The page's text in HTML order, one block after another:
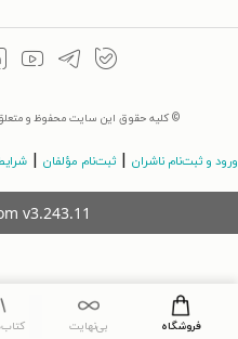
© کلیه حقوق این سایت محفوظ و
ورود و ثبت‌نام ناشران ثبت‌نام مؤلفان
v3.243.11
فروشگاه بی‌نهایت